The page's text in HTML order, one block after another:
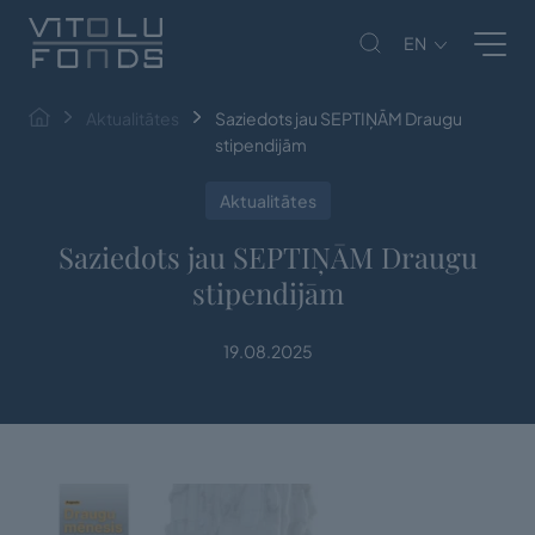
EN
Aktualitātes
Saziedots jau SEPTIŅĀM Draugu
stipendijām
Aktualitātes
Saziedots jau SEPTIŅĀM Draugu
stipendijām
19.08.2025